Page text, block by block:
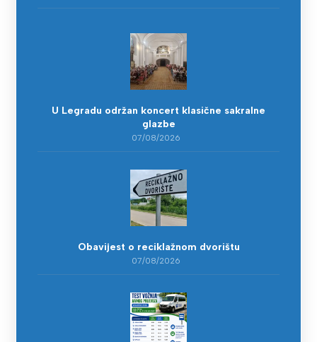
U Legradu održan koncert klasične sakralne
glazbe
07/08/2026
Obavijest o reciklažnom dvorištu
07/08/2026